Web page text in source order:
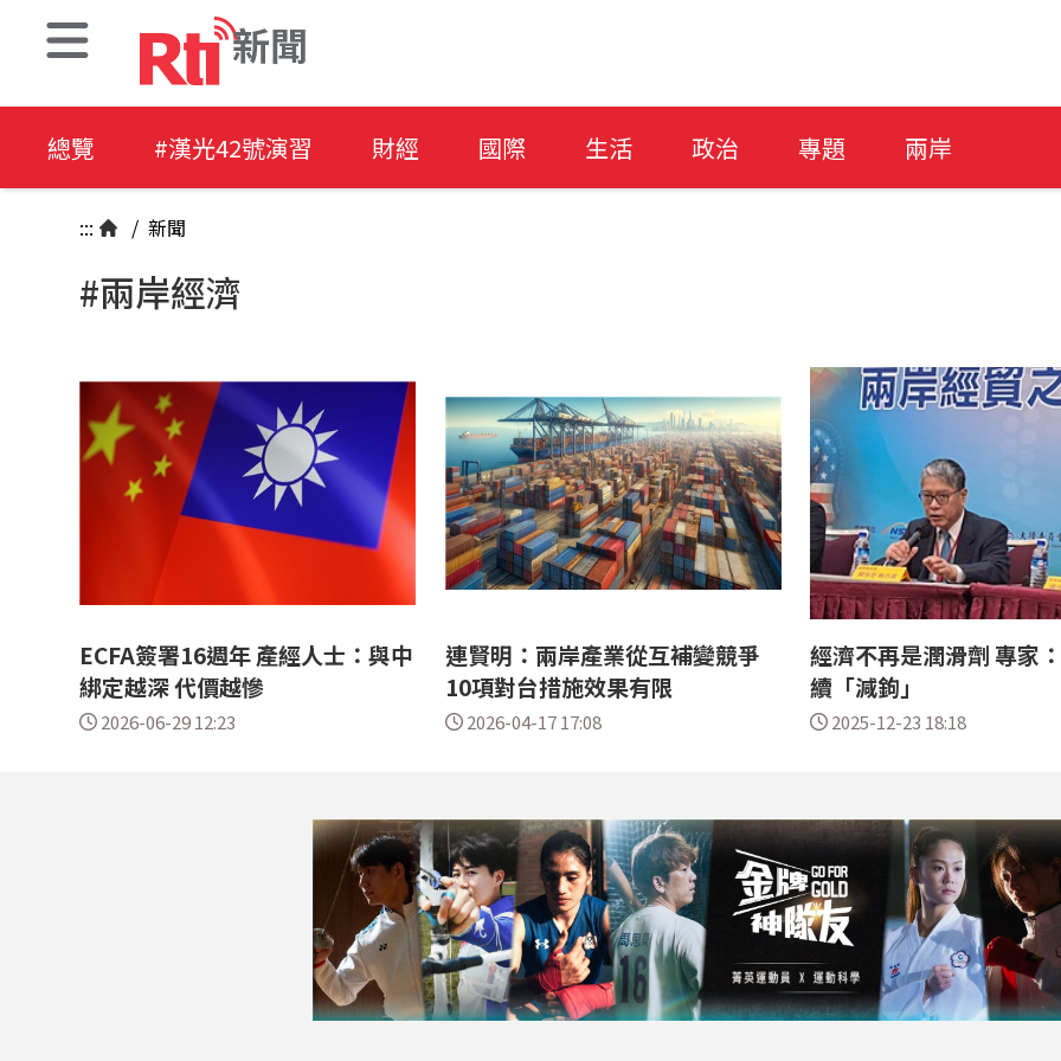
新聞
總覽 #漢光42號演習 財經 國際 生活 政治 專題 兩岸
::: / 新聞
#兩岸經濟
ECFA簽署16週年 產經人士：與中
綁定越深 代價越慘
2026-06-29 12:23
連賢明：兩岸產業從互補變競爭
10項對台措施效果有限
2026-04-17 17:08
經濟不再是潤滑劑 專家
續「減鉤」
2025-12-23 18:18